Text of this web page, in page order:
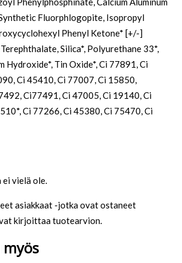
Fluorphlogopite, Isopropyl
Phenyl Ketone* [+/-]
Silica*, Polyurethane 33*,
Hydroxide*, Tin Oxide*, Ci 77891, Ci
Ci 45410, Ci 77007, Ci 15850,
Ci77491, Ci 47005, Ci 19140, Ci
Ci 77266, Ci 45380, Ci 75470, Ci
vielä ole.
asiakkaat -jotka ovat ostaneet
kirjoittaa tuotearvion.